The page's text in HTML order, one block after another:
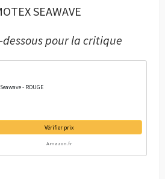
SEAWAVE
pour la critique
- ROUGE
Vérifier prix
Amazon.fr